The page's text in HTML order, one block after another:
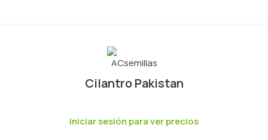
Cilantro Pakistan
Iniciar sesión para ver precios